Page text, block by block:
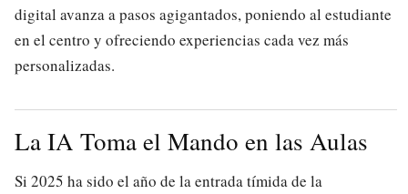
digital avanza a pasos agigantados, poniendo al estudiante
en el centro y ofreciendo experiencias cada vez más
personalizadas.
La IA Toma el Mando en las Aulas
Si 2025 ha sido el año de la entrada tímida de la